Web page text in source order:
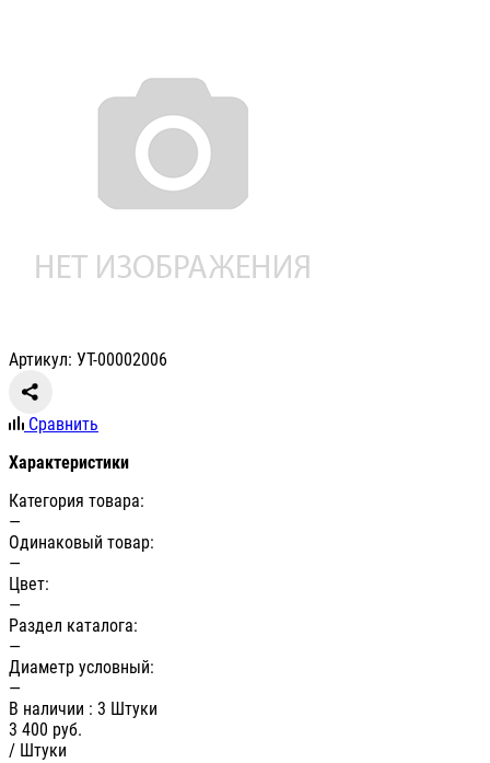
Артикул: УТ-00002006
Сравнить
Характеристики
Категория товара:
—
Одинаковый товар:
—
Цвет:
—
Раздел каталога:
—
Диаметр условный:
—
В наличии : 3 Штуки
3 400 руб.
/ Штуки